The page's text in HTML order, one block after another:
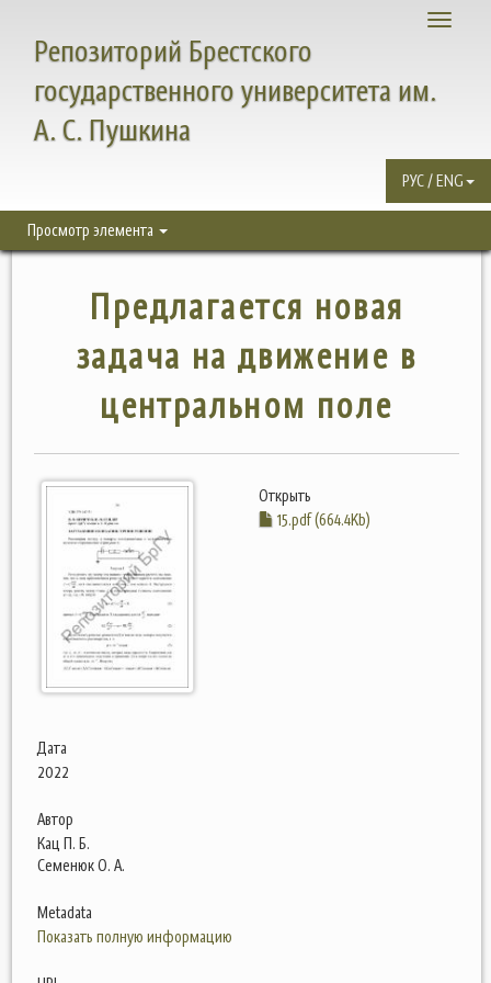
Toggle
Репозиторий Брестского
государственного университета им.
А. С. Пушкина
РУС / ENG
Просмотр элемента
Предлагается новая
задача на движение в
центральном поле
Открыть
15.pdf (664.4Kb)
Дата
2022
Автор
Кац П. Б.
Семенюк О. А.
Metadata
Показать полную информацию